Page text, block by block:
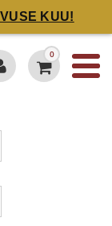
KUU!
0